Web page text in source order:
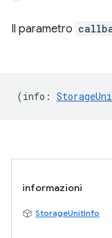
Il parametro
(info :
informazioni
StorageUnitInfo